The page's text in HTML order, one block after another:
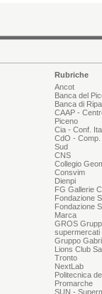
Rubriche
Ancot
Banca del
Banca di
CAAP -
Piceno
Cia - Conf.
CdO -
Sud
CNS
Collegio
Consvim
Dienpi
FG Gallerie
Fondazione
Fondazione
Marca
GROS
supermercati
Gruppo
Lions Club
Tronto
NextLab
Politecnica
Promarche
SUN -